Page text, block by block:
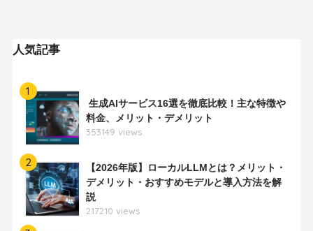
人気記事
1
生成AIサービス16選を徹底比較！主な特徴や
料金、メリット・デメリット
353149 views
2
【2026年版】ローカルLLMとは？メリット・
デメリット・おすすめモデルと導入方法を解
説
217210 views